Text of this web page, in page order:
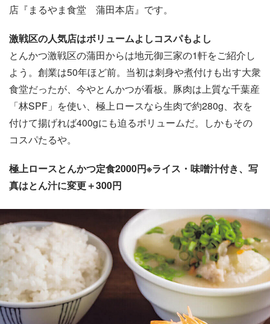
店『まるやま食堂 蒲田本店』です。
激戦区の人気店はボリュームよしコスパもよし
とんかつ激戦区の蒲田からは地元御三家の1軒をご紹介し
よう。創業は50年ほど前。当初は刺身や煮付けも出す大衆
食堂だったが、今やとんかつが看板。豚肉は上質な千葉産
「林SPF」を使い、極上ロースなら生肉で約280g、衣を
付けて揚げれば400gにも迫るボリュームだ。しかもその
コスパたるや。
極上ロースとんかつ定食2000円※ライス・味噌汁付き、写
真はとん汁に変更＋300円